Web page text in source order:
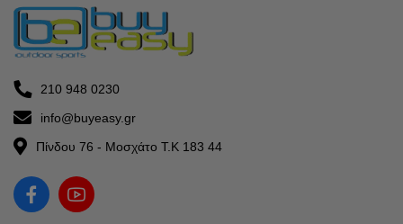
210 948 0230
info@buyeasy.gr
Πίνδου 76 - Μοσχάτο Τ.Κ 183 44